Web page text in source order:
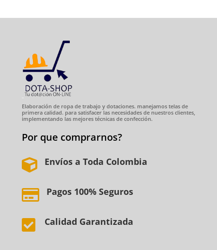
Elaboración de ropa de trabajo y dotaciones. manejamos telas de
primera calidad. para satisfacer las necesidades de nuestros clientes,
implementando las mejores técnicas de confección.
Por que comprarnos?
 Envíos a Toda Colombia
 Pagos 100% Seguros
 Calidad Garantizada